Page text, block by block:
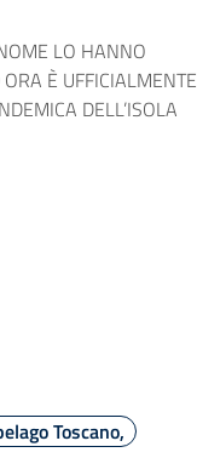
LO HANNO
È UFFICIALMENTE
DELL’ISOLA
Toscano,